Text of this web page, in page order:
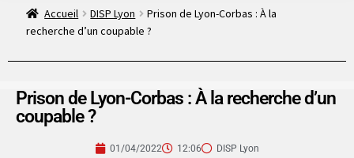
Accueil DISP Lyon
Prison de Lyon-Corbas : À la
recherche d’un coupable ?
Prison de Lyon-Corbas : À la recherche d’un
coupable ?
01/04/2022 12:06 DISP Lyon